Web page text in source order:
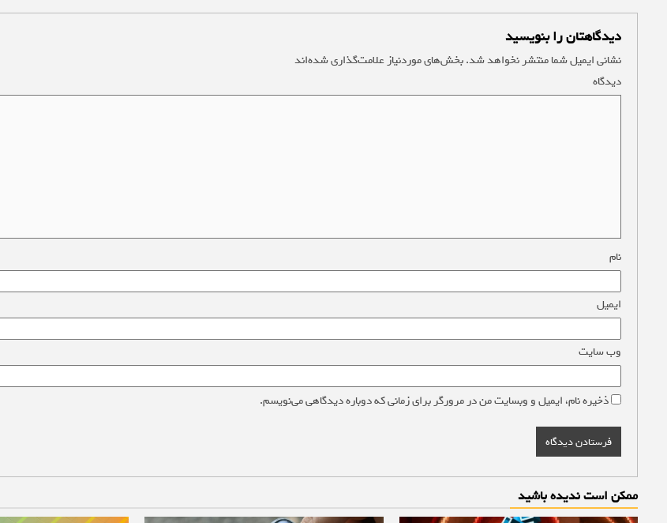
دیدگاهتان را بنویسید
نشانی ایمیل شما منتشر نخواهد شد.بخش‌های موردنیاز علامت‌گذاری شده‌اند
دیدگاه
نام
ایمیل
وب‌ سایت
ذخیره نام، ایمیل و وبسایت من در مرورگر برای زمانی که دوباره دیدگاهی می‌نویسم.
ممکن است ندیده باشید